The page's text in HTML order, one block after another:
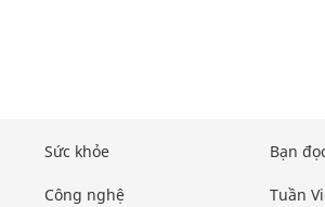
Sức khỏe
Công nghệ
Bạn
Tuần